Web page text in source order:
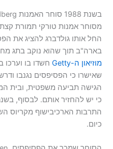
מסוחר אמנות טורקי תמורת
החל אותו גולדברג להציג את
בארה"ב תוך שהוא נוקב בתג מחיר של 20
מוזיאון ה-Getty
חשדו בו וערכו
שאישרו כי הפסיפסים נגנבו
הגישה תביעה משפטית, ובית
התרבות הארכיבישוף מקריוס
כיום.